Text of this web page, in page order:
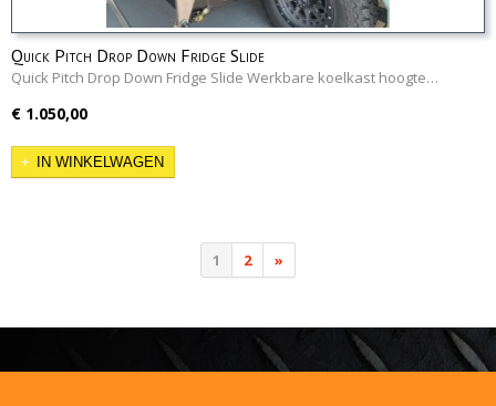
Quick Pitch Drop Down Fridge Slide
Quick Pitch Drop Down Fridge Slide Werkbare koelkast hoogte…
€ 1.050,00
IN WINKELWAGEN
1 2 »